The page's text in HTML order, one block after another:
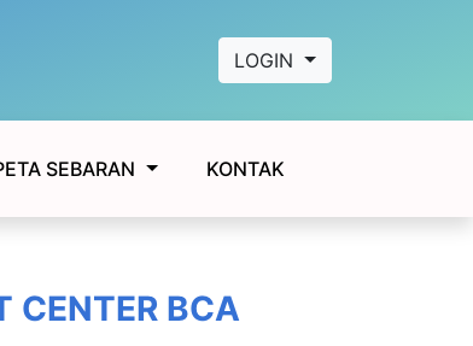
LOGIN
SEBARAN KONTAK
CENTER BCA